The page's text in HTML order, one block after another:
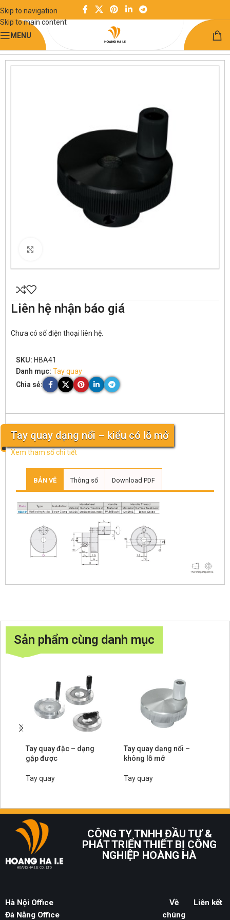
Skip to navigation
Skip to main content
MENU
Trang chủ
Kết cấu khung công nghiệp
Tay quay dạng nổi – kiểu có lỗ mở
Xem tham số chi tiết
BẢN VẼ Thông số Download PDF
Liên hệ nhận báo giá
Chưa có số điện thoại liên hệ.
SKU: HBA41
Danh mục: Tay quay
Chia sẻ:
Sản phẩm cùng danh mục
Tay quay đặc – dạng
gập được
Tay quay
Tay quay dạng nổi –
không lỗ mở
Tay quay
HOANG HA I.E CO., LTD
CÔNG TY TNHH ĐẦU TƯ &
PHÁT TRIỂN THIẾT BỊ CÔNG
NGHIỆP HOÀNG HÀ
Hà Nội Office
Đà Nẵng Office
Về
chúng
Liên kết